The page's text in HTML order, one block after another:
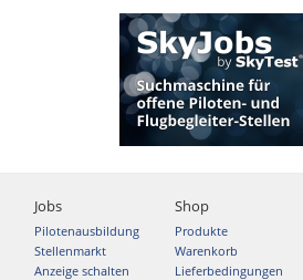
Jobs
Pilotenausbildung
Stellenmarkt
Anzeige schalten
Shop
Produkte
Warenkorb
Lieferbedingungen